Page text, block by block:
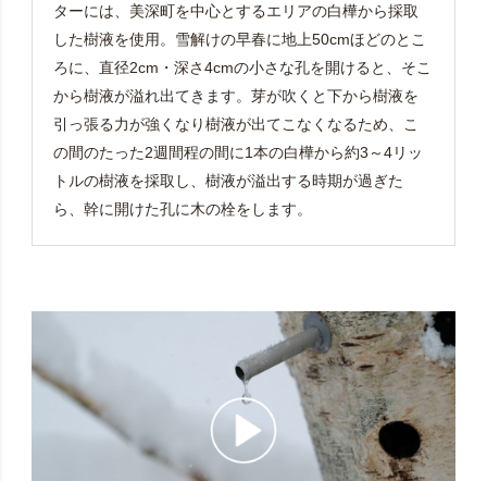
ターには、美深町を中心とするエリアの白樺から採取
した樹液を使用。雪解けの早春に地上50cmほどのとこ
ろに、直径2cm・深さ4cmの小さな孔を開けると、そこ
から樹液が溢れ出てきます。芽が吹くと下から樹液を
引っ張る力が強くなり樹液が出てこなくなるため、こ
の間のたった2週間程の間に1本の白樺から約3～4リッ
トルの樹液を採取し、樹液が溢出する時期が過ぎた
ら、幹に開けた孔に木の栓をします。